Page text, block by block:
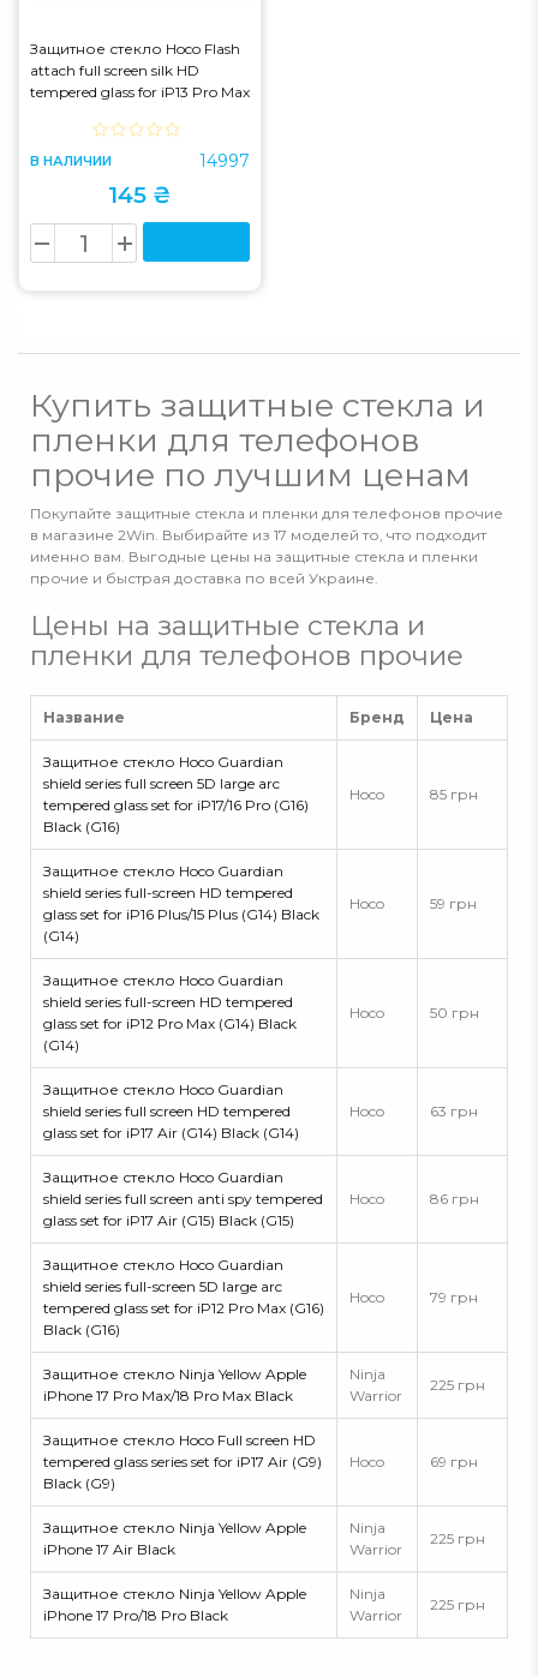
Защитное стекло Hoco Flash
attach full screen silk HD
tempered glass for iP13 Pro Max
В НАЛИЧИИ 14997
145 ₴
Купить защитные стекла и
пленки для телефонов
прочие по лучшим ценам
Покупайте защитные стекла и пленки для телефонов прочие
в магазине 2Win. Выбирайте из 17 моделей то, что подходит
именно вам. Выгодные цены на защитные стекла и пленки
прочие и быстрая доставка по всей Украине.
Цены на защитные стекла и
пленки для телефонов прочие
Название Бренд Цена
Защитное стекло Hoco Guardian
shield series full screen 5D large arc
tempered glass set for iP17/16 Pro (G16)
Black (G16)
Hoco 85 грн
Защитное стекло Hoco Guardian
shield series full-screen HD tempered
glass set for iP16 Plus/15 Plus (G14) Black
(G14)
Hoco 59 грн
Защитное стекло Hoco Guardian
shield series full-screen HD tempered
glass set for iP12 Pro Max (G14) Black
(G14)
Hoco 50 грн
Защитное стекло Hoco Guardian
shield series full screen HD tempered
glass set for iP17 Air (G14) Black (G14)
Hoco 63 грн
Защитное стекло Hoco Guardian
shield series full screen anti spy tempered
glass set for iP17 Air (G15) Black (G15)
Hoco 86 грн
Защитное стекло Hoco Guardian
shield series full-screen 5D large arc
tempered glass set for iP12 Pro Max (G16)
Black (G16)
Hoco 79 грн
Защитное стекло Ninja Yellow Apple
iPhone 17 Pro Max/18 Pro Max Black
Ninja
Warrior
225 грн
Защитное стекло Hoco Full screen HD
tempered glass series set for iP17 Air (G9)
Black (G9)
Hoco 69 грн
Защитное стекло Ninja Yellow Apple
iPhone 17 Air Black
Ninja
Warrior
225 грн
Защитное стекло Ninja Yellow Apple
iPhone 17 Pro/18 Pro Black
Ninja
Warrior
225 грн